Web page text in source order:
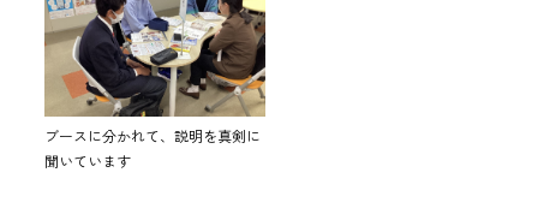
ブースに分かれて、説明を真剣に
聞いています